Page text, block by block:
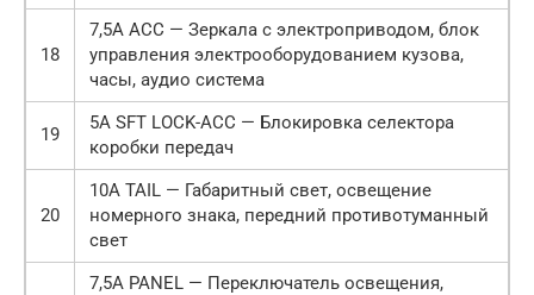
18
7,5А ACC — Зеркала с электроприводом, блок
управления электрооборудованием кузова,
часы, аудио система
19
5А SFT LOCK-ACC — Блокировка селектора
коробки передач
20
10А TAIL — Габаритный свет, освещение
номерного знака, передний противотуманный
свет
7,5А PANEL — Переключатель освещения,